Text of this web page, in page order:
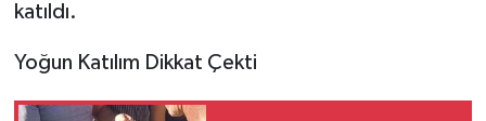
katıldı.
Yoğun Katılım Dikkat Çekti